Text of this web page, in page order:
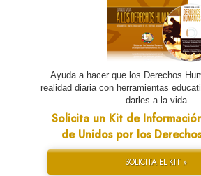
Ayuda a hacer que los Derechos
realidad diaria con herramientas
darles a la vida
Solicita un Kit de
de Unidos por los
SOLICITA EL KIT »